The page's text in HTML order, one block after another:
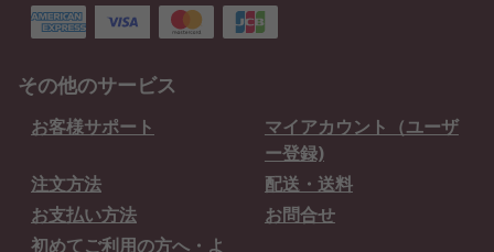
その他のサービス
お客様サポート
マイアカウント（ユーザ
ー登録)
注文方法
配送・送料
お支払い方法
お問合せ
初めてご利用の方へ・よ